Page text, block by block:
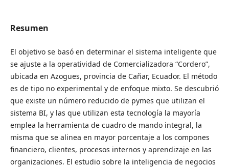
Resumen
El objetivo se basó en determinar el sistema inteligente que
se ajuste a la operatividad de Comercializadora “Cordero”,
ubicada en Azogues, provincia de Cañar, Ecuador. El método
es de tipo no experimental y de enfoque mixto. Se descubrió
que existe un número reducido de pymes que utilizan el
sistema BI, y las que utilizan esta tecnología la mayoría
emplea la herramienta de cuadro de mando integral, la
misma que se alinea en mayor porcentaje a los compones
financiero, clientes, procesos internos y aprendizaje en las
organizaciones. El estudio sobre la inteligencia de negocios